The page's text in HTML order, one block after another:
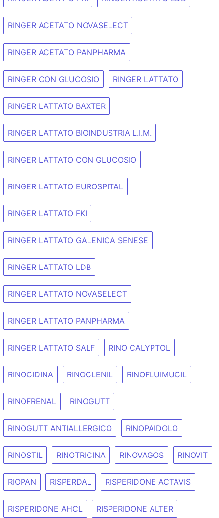
RINGER ACETATO NOVASELECT
RINGER ACETATO PANPHARMA
RINGER CON GLUCOSIO RINGER LATTATO
RINGER LATTATO BAXTER
RINGER LATTATO BIOINDUSTRIA L.I.M.
RINGER LATTATO CON GLUCOSIO
RINGER LATTATO EUROSPITAL
RINGER LATTATO FKI
RINGER LATTATO GALENICA SENESE
RINGER LATTATO LDB
RINGER LATTATO NOVASELECT
RINGER LATTATO PANPHARMA
RINGER LATTATO SALF RINO CALYPTOL
RINOCIDINA RINOCLENIL RINOFLUIMUCIL
RINOFRENAL RINOGUTT
RINOGUTT ANTIALLERGICO RINOPAIDOLO
RINOSTIL RINOTRICINA RINOVAGOS RINOVIT
RIOPAN RISPERDAL RISPERIDONE ACTAVIS
RISPERIDONE AHCL RISPERIDONE ALTER